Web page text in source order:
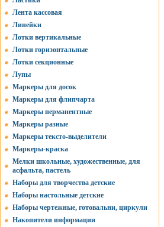
Лента кассовая
Линейки
Лотки вертикальные
Лотки горизонтальные
Лотки секционные
Лупы
Маркеры для досок
Маркеры для флипчарта
Маркеры перманентные
Маркеры разные
Маркеры тексто-выделители
Маркеры-краска
Мелки школьные, художественные, для
асфальта, пастель
Наборы для творчества детские
Наборы настольные детские
Наборы чертежные, готовальни, циркули
Накопители информации